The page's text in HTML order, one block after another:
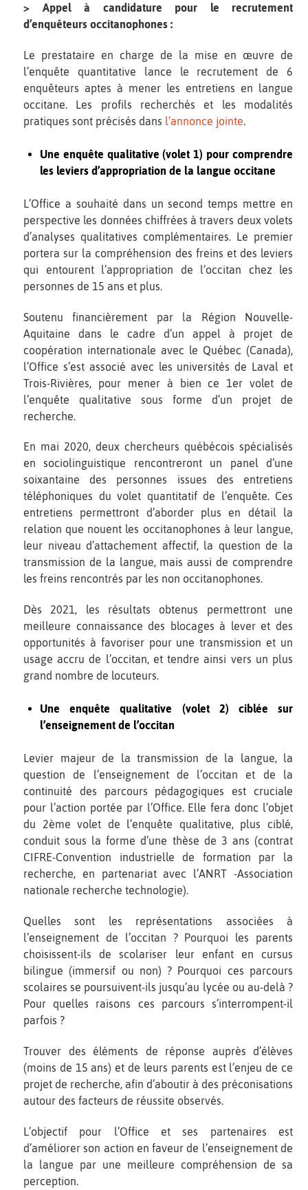
> Appel à candidature pour le recrutement
d’enquêteurs occitanophones :
Le prestataire en charge de la mise en œuvre de
l’enquête quantitative lance le recrutement de 6
enquêteurs aptes à mener les entretiens en langue
occitane. Les profils recherchés et les modalités
pratiques sont précisés dans l’annonce jointe.
Une enquête qualitative (volet 1) pour comprendre
les leviers d’appropriation de la langue occitane
L’Office a souhaité dans un second temps mettre en
perspective les données chiffrées à travers deux volets
d’analyses qualitatives complémentaires. Le premier
portera sur la compréhension des freins et des leviers
qui entourent l’appropriation de l’occitan chez les
personnes de 15 ans et plus.
Soutenu financièrement par la Région Nouvelle-
Aquitaine dans le cadre d’un appel à projet de
coopération internationale avec le Québec (Canada),
l’Office s’est associé avec les universités de Laval et
Trois-Rivières, pour mener à bien ce 1er volet de
l’enquête qualitative sous forme d’un projet de
recherche.
En mai 2020, deux chercheurs québécois spécialisés
en sociolinguistique rencontreront un panel d’une
soixantaine des personnes issues des entretiens
téléphoniques du volet quantitatif de l’enquête. Ces
entretiens permettront d’aborder plus en détail la
relation que nouent les occitanophones à leur langue,
leur niveau d’attachement affectif, la question de la
transmission de la langue, mais aussi de comprendre
les freins rencontrés par les non occitanophones.
Dès 2021, les résultats obtenus permettront une
meilleure connaissance des blocages à lever et des
opportunités à favoriser pour une transmission et un
usage accru de l’occitan, et tendre ainsi vers un plus
grand nombre de locuteurs.
Une enquête qualitative (volet 2) ciblée sur
l’enseignement de l’occitan
Levier majeur de la transmission de la langue, la
question de l’enseignement de l’occitan et de la
continuité des parcours pédagogiques est cruciale
pour l’action portée par l’Office. Elle fera donc l’objet
du 2ème volet de l’enquête qualitative, plus ciblé,
conduit sous la forme d’une thèse de 3 ans (contrat
CIFRE-Convention industrielle de formation par la
recherche, en partenariat avec l’ANRT -Association
nationale recherche technologie).
Quelles sont les représentations associées à
l’enseignement de l’occitan ? Pourquoi les parents
choisissent-ils de scolariser leur enfant en cursus
bilingue (immersif ou non) ? Pourquoi ces parcours
scolaires se poursuivent-ils jusqu’au lycée ou au-delà ?
Pour quelles raisons ces parcours s’interrompent-il
parfois ?
Trouver des éléments de réponse auprès d’élèves
(moins de 15 ans) et de leurs parents est l’enjeu de ce
projet de recherche, afin d’aboutir à des préconisations
autour des facteurs de réussite observés.
L’objectif pour l’Office et ses partenaires est
d’améliorer son action en faveur de l’enseignement de
la langue par une meilleure compréhension de sa
perception.